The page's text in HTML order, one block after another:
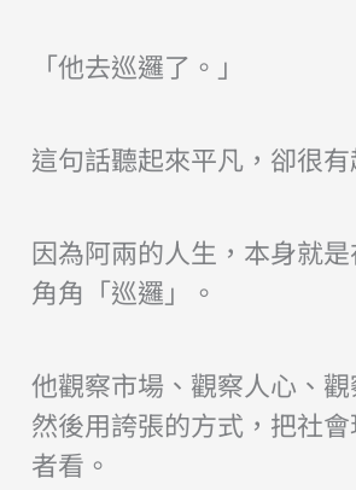
「他去巡邏了。」
這句話聽起來平凡，卻很有
因為阿兩的人生，本身就
角角「巡邏」。
他觀察市場、觀察人心、觀
然後用誇張的方式，把社
者看。